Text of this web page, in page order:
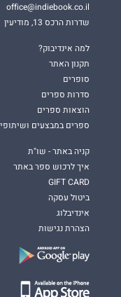
office@indiebook.co.il
שדרות הרכס 13, מודיעין
למה אינדיבוק?
תקנון האתר
סופרים
סדרות ספרים
הוצאות ספרים
ספרים במבצעים
קניה באתר - שו"ת
איך לרכוש ספר באתר
GIFT CARD
ביטול עסקה
אינדיבלוג
הצהרת נגישות